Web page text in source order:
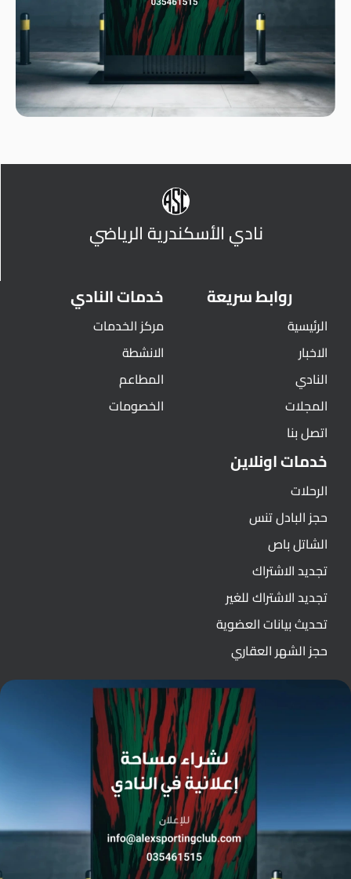
نادي الأسكندرية الرياضي
روابط سريعة
الرئيسية
الاخبار
النادي
المجلات
اتصل بنا
خدمات النادي
مركز الخدمات
الانشطة
المطاعم
الخصومات
خدمات اونلاين
الرحلات
حجز البادل تنس
الشاتل باص
تجديد الاشتراك
تجديد الاشتراك للغير
تحديث بيانات العضوية
حجز الشهر العقاري